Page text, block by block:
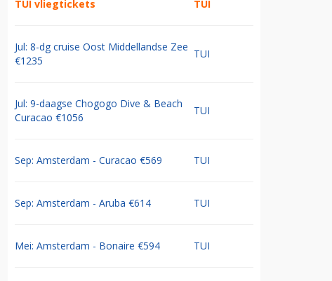
TUI vliegtickets TUI
Jul: 8-dg cruise Oost Middellandse Zee
€1235
TUI
Jul: 9-daagse Chogogo Dive & Beach
Curacao €1056
TUI
Sep: Amsterdam - Curacao €569 TUI
Sep: Amsterdam - Aruba €614 TUI
Mei: Amsterdam - Bonaire €594 TUI